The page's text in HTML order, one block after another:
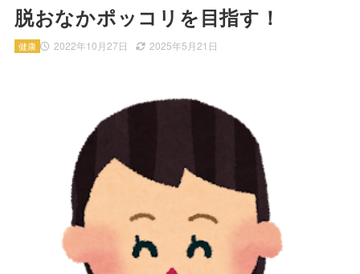
脱おなかポッコリを目指す！
2022年10月27日 2025年5月21日
健康